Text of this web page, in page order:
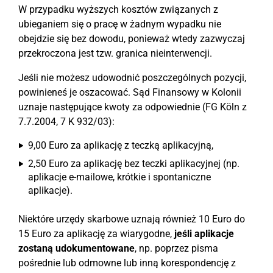
W przypadku wyższych kosztów związanych z
ubieganiem się o pracę w żadnym wypadku nie
obejdzie się bez dowodu, ponieważ wtedy zazwyczaj
przekroczona jest tzw. granica nieinterwencji.
Jeśli nie możesz udowodnić poszczególnych pozycji,
powinieneś je oszacować. Sąd Finansowy w Kolonii
uznaje następujące kwoty za odpowiednie (FG Köln z
7.7.2004, 7 K 932/03):
9,00 Euro za aplikację z teczką aplikacyjną,
2,50 Euro za aplikację bez teczki aplikacyjnej (np.
aplikacje e-mailowe, krótkie i spontaniczne
aplikacje).
Niektóre urzędy skarbowe uznają również 10 Euro do
15 Euro za aplikację za wiarygodne, jeśli aplikacje
zostaną udokumentowane, np. poprzez pisma
pośrednie lub odmowne lub inną korespondencję z